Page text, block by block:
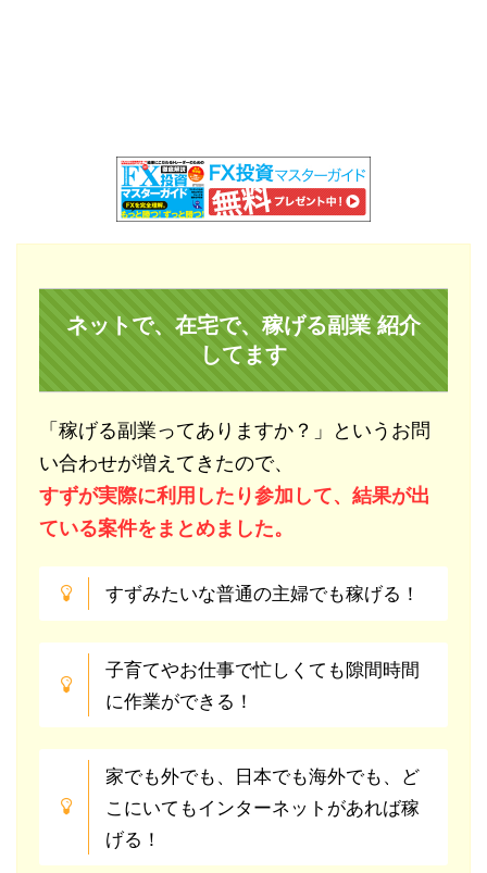
ネットで、在宅で、稼げる副業 紹介
してます
「稼げる副業ってありますか？」というお問
い合わせが増えてきたので、
すずが実際に利用したり参加して、結果が出
ている案件をまとめました。
すずみたいな普通の主婦でも稼げる！
子育てやお仕事で忙しくても隙間時間
に作業ができる！
家でも外でも、日本でも海外でも、ど
こにいてもインターネットがあれば稼
げる！